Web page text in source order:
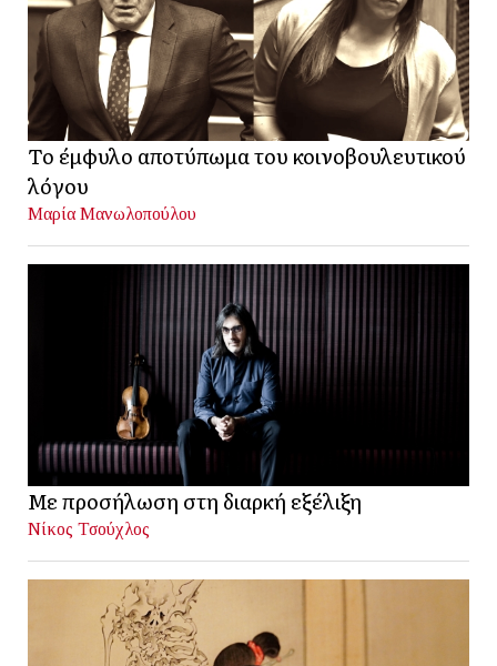
Το έμφυλο αποτύπωμα του κοινοβουλευτικού
λόγου
Μαρία Μανωλοπούλου
Με προσήλωση στη διαρκή εξέλιξη
Νίκος Τσούχλος